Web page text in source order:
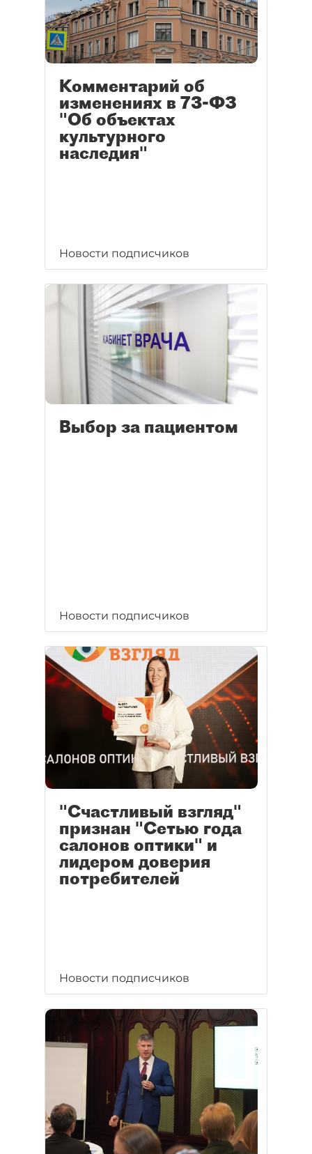
Комментарий об
изменениях в 73-ФЗ
"Об объектах
культурного
наследия"
Новости подписчиков
Выбор за пациентом
Новости подписчиков
"Счастливый взгляд"
признан "Сетью года
салонов оптики" и
лидером доверия
потребителей
Новости подписчиков